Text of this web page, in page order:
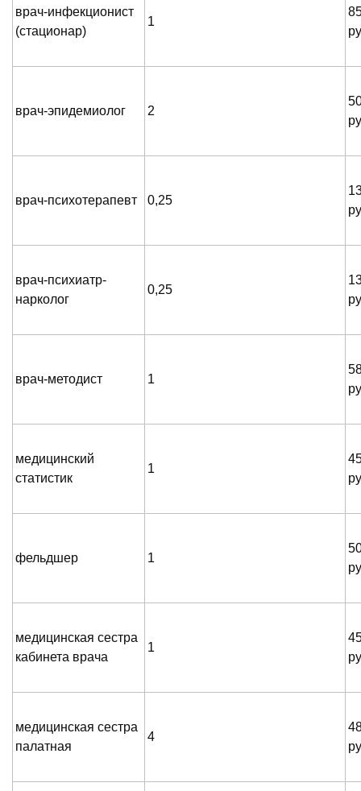
врач-инфекционист
(стационар)
1
врач-эпидемиолог 2
врач-психотерапевт 0,25
врач-психиатр-
нарколог
0,25
врач-методист 1
медицинский
статистик
1
фельдшер 1
медицинская сестра
кабинета врача
1
медицинская сестра
палатная
4